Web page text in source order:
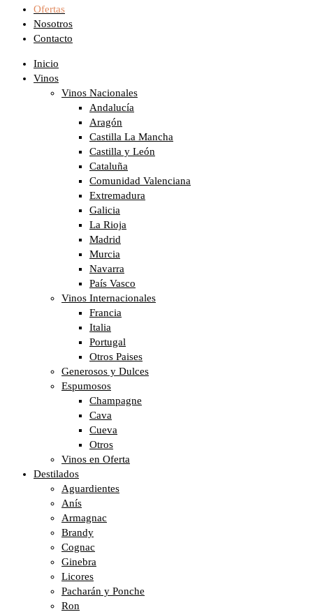
Ofertas
Nosotros
Contacto
Inicio
Vinos
Vinos Nacionales
Andalucía
Aragón
Castilla La Mancha
Castilla y León
Cataluña
Comunidad Valenciana
Extremadura
Galicia
La Rioja
Madrid
Murcia
Navarra
País Vasco
Vinos Internacionales
Francia
Italia
Portugal
Otros Paises
Generosos y Dulces
Espumosos
Champagne
Cava
Cueva
Otros
Vinos en Oferta
Destilados
Aguardientes
Anís
Armagnac
Brandy
Cognac
Ginebra
Licores
Pacharán y Ponche
Ron